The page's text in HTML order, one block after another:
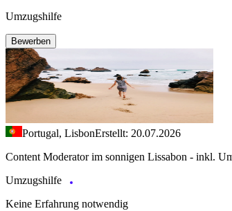
Umzugshilfe
Bewerben
Portugal, LisbonErstellt: 20.07.2026
Content Moderator im sonnigen Lissabon - inkl.
Umzugshilfe
Keine Erfahrung notwendig